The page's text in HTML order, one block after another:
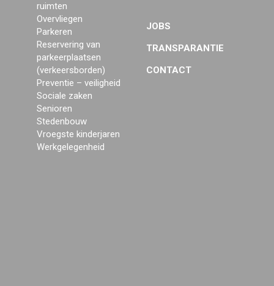
ruimten
Overvliegen
Parkeren
Reservering van
parkeerplaatsen
(verkeersborden)
Preventie – veiligheid
Sociale zaken
Senioren
Stedenbouw
Vroegste kinderjaren
Werkgelegenheid
JOBS
TRANSPARANTIE
CONTACT